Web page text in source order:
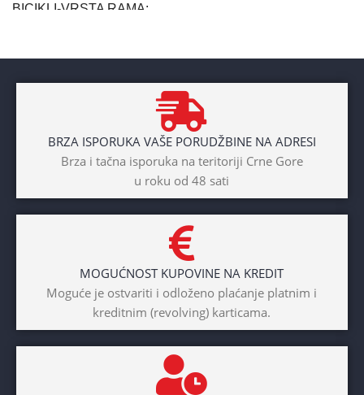
BICIKLI-VRSTA RAMA
Unisex
BICIKLI-TIP RAMA
Prednji amotrizer
BRZA ISPORUKA VAŠE PORUDŽBINE NA ADRESI
Brza i tačna isporuka na teritoriji Crne Gore
u roku od 48 sati
MOGUĆNOST KUPOVINE NA KREDIT
Moguće je ostvariti i odloženo plaćanje platnim i
kreditnim (revolving) karticama.